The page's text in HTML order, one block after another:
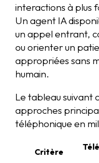
interactions à plus
Un agent IA
un appel entrant,
ou orienter un
appropriées sans
humain.
Le tableau suivant
approches
téléphonique en
Critère